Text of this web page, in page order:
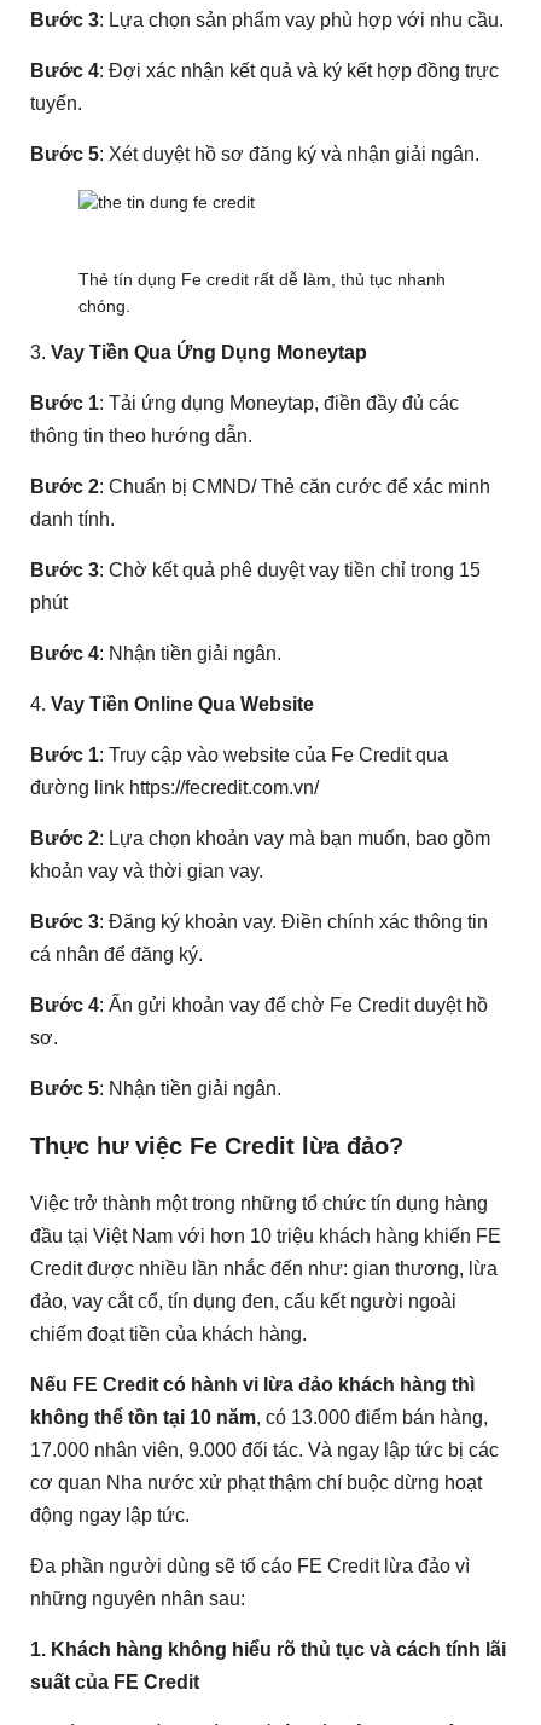
Bước 3: Lựa chọn sản phẩm vay phù hợp với nhu cầu.
Bước 4: Đợi xác nhận kết quả và ký kết hợp đồng trực
tuyến.
Bước 5: Xét duyệt hồ sơ đăng ký và nhận giải ngân.
Thẻ tín dụng Fe credit rất dễ làm, thủ tục nhanh
chóng.
3. Vay Tiền Qua Ứng Dụng Moneytap
Bước 1: Tải ứng dụng Moneytap, điền đầy đủ các
thông tin theo hướng dẫn.
Bước 2: Chuẩn bị CMND/ Thẻ căn cước để xác minh
danh tính.
Bước 3: Chờ kết quả phê duyệt vay tiền chỉ trong 15
phút
Bước 4: Nhận tiền giải ngân.
4. Vay Tiền Online Qua Website
Bước 1: Truy cập vào website của Fe Credit qua
đường link https://fecredit.com.vn/
Bước 2: Lựa chọn khoản vay mà bạn muốn, bao gồm
khoản vay và thời gian vay.
Bước 3: Đăng ký khoản vay. Điền chính xác thông tin
cá nhân để đăng ký.
Bước 4: Ấn gửi khoản vay để chờ Fe Credit duyệt hồ
sơ.
Bước 5: Nhận tiền giải ngân.
Thực hư việc Fe Credit lừa đảo?
Việc trở thành một trong những tổ chức tín dụng hàng
đầu tại Việt Nam với hơn 10 triệu khách hàng khiến FE
Credit được nhiều lần nhắc đến như: gian thương, lừa
đảo, vay cắt cổ, tín dụng đen, cấu kết người ngoài
chiếm đoạt tiền của khách hàng.
Nếu FE Credit có hành vi lừa đảo khách hàng thì
không thể tồn tại 10 năm, có 13.000 điểm bán hàng,
17.000 nhân viên, 9.000 đối tác. Và ngay lập tức bị các
cơ quan Nha nước xử phạt thậm chí buộc dừng hoạt
động ngay lập tức.
Đa phần người dùng sẽ tố cáo FE Credit lừa đảo vì
những nguyên nhân sau:
1. Khách hàng không hiểu rõ thủ tục và cách tính lãi
suất của FE Credit